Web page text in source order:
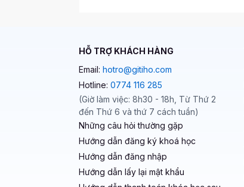
HỖ TRỢ KHÁCH HÀNG
Email: hotro@gitiho.com
Hotline: 0774 116 285
(Giờ làm việc: 8h30 - 18h, Từ Thứ 2
đến Thứ 6 và thứ 7 cách tuần)
Những câu hỏi thường gặp
Hướng dẫn đăng ký khoá học
Hướng dẫn đăng nhập
Hướng dẫn lấy lại mật khẩu